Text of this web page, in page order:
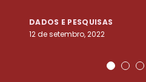
DADOS E PESQUISAS
12 de setembro, 2022